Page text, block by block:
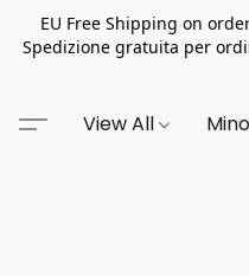
EU Free Shipping on
Spedizione gratuita per
View All